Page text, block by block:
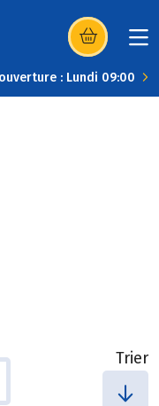
(s’ouvre dans
: Lundi 09:00
Trier